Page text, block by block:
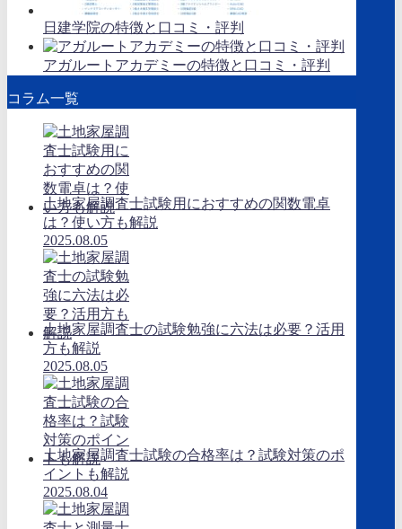
日建学院の特徴と口コミ・評判
アガルートアカデミーの特徴と口コミ・評判
コラム一覧
土地家屋調査士試験用におすすめの関数電卓
は？使い方も解説
2025.08.05
土地家屋調査士の試験勉強に六法は必要？活用
方も解説
2025.08.05
土地家屋調査士試験の合格率は？試験対策のポ
イントも解説
2025.08.04